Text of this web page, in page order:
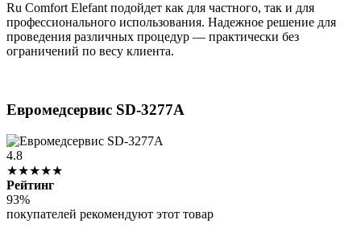
Ru Comfort Elefant подойдет как для частного, так и для
профессионального использования. Надежное решение для
проведения различных процедур — практически без
ограничений по весу клиента.
Евромедсервис SD-3277A
4.8
★★★★★
Рейтинг
93%
покупателей рекомендуют этот товар